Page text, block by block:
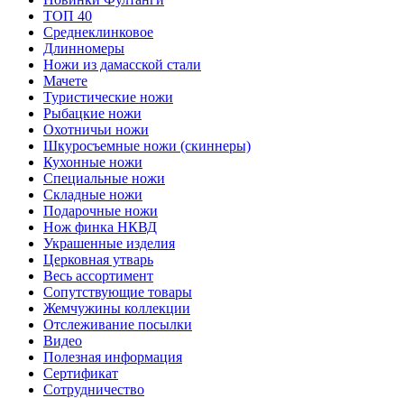
ТОП 40
Среднеклинковое
Длинномеры
Ножи из дамасской стали
Мачете
Туристические ножи
Рыбацкие ножи
Охотничьи ножи
Шкуросъемные ножи (скиннеры)
Кухонные ножи
Специальные ножи
Складные ножи
Подарочные ножи
Нож финка НКВД
Украшенные изделия
Церковная утварь
Весь ассортимент
Сопутствующие товары
Жемчужины коллекции
Отслеживание посылки
Видео
Полезная информация
Сертификат
Сотрудничество